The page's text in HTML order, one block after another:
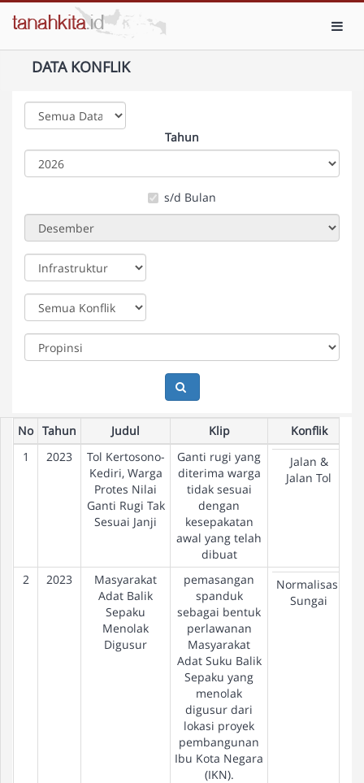
DATA KONFLIK
Tahun
s/d Bulan
No Tahun Judul Klip
Konflik
1
2023
Tol Kertosono-
Kediri, Warga
Protes Nilai
Ganti Rugi Tak
Sesuai Janji
Ganti rugi yang
diterima warga
tidak sesuai
dengan
kesepakatan
awal yang telah
dibuat
Jalan &
Jalan Tol
2 2023
Masyarakat
Adat Balik
Sepaku
Menolak
Digusur
pemasangan
spanduk
sebagai bentuk
perlawanan
Masyarakat
Adat Suku Balik
Sepaku yang
menolak
digusur dari
lokasi proyek
pembangunan
Ibu Kota Negara
(IKN).
Normalisasi
Sungai